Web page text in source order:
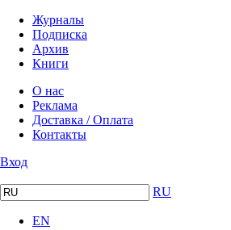
Журналы
Подписка
Архив
Книги
О нас
Реклама
Доставка / Оплата
Контакты
Вход
RU
EN